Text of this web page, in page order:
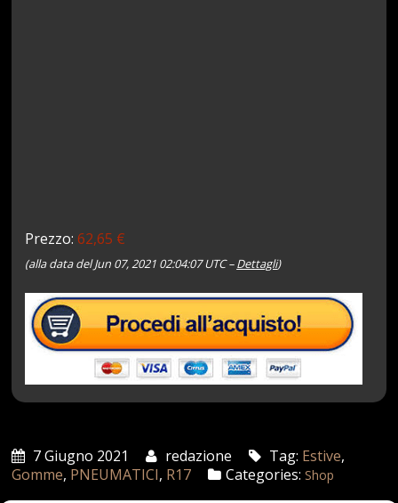
Prezzo:62,65 €
(alla data del Jun 07, 2021 02:04:07 UTC –Dettagli)
7 Giugno 2021 redazione Tag: Estive,
Gomme, PNEUMATICI, R17 Categories: Shop